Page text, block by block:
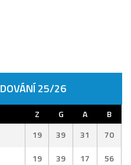
25/26
Z G A
B
19 39 31
70
19 39 17
56